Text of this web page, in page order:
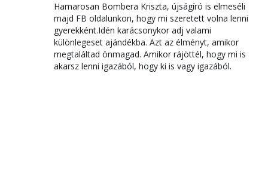
Hamarosan Bombera Kriszta, újságíró is elmeséli
majd FB oldalunkon, hogy mi szeretett volna lenni
gyerekként.Idén karácsonykor adj valami
különlegeset ajándékba. Azt az élményt, amikor
megtaláltad önmagad. Amikor rájöttél, hogy mi is
akarsz lenni igazából, hogy ki is vagy igazából.